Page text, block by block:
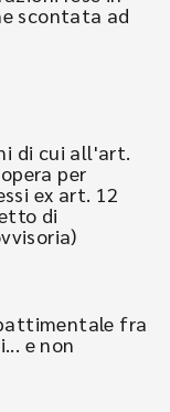
scontata ad
di cui all'art.
per
ex art. 12
di
fra
e non